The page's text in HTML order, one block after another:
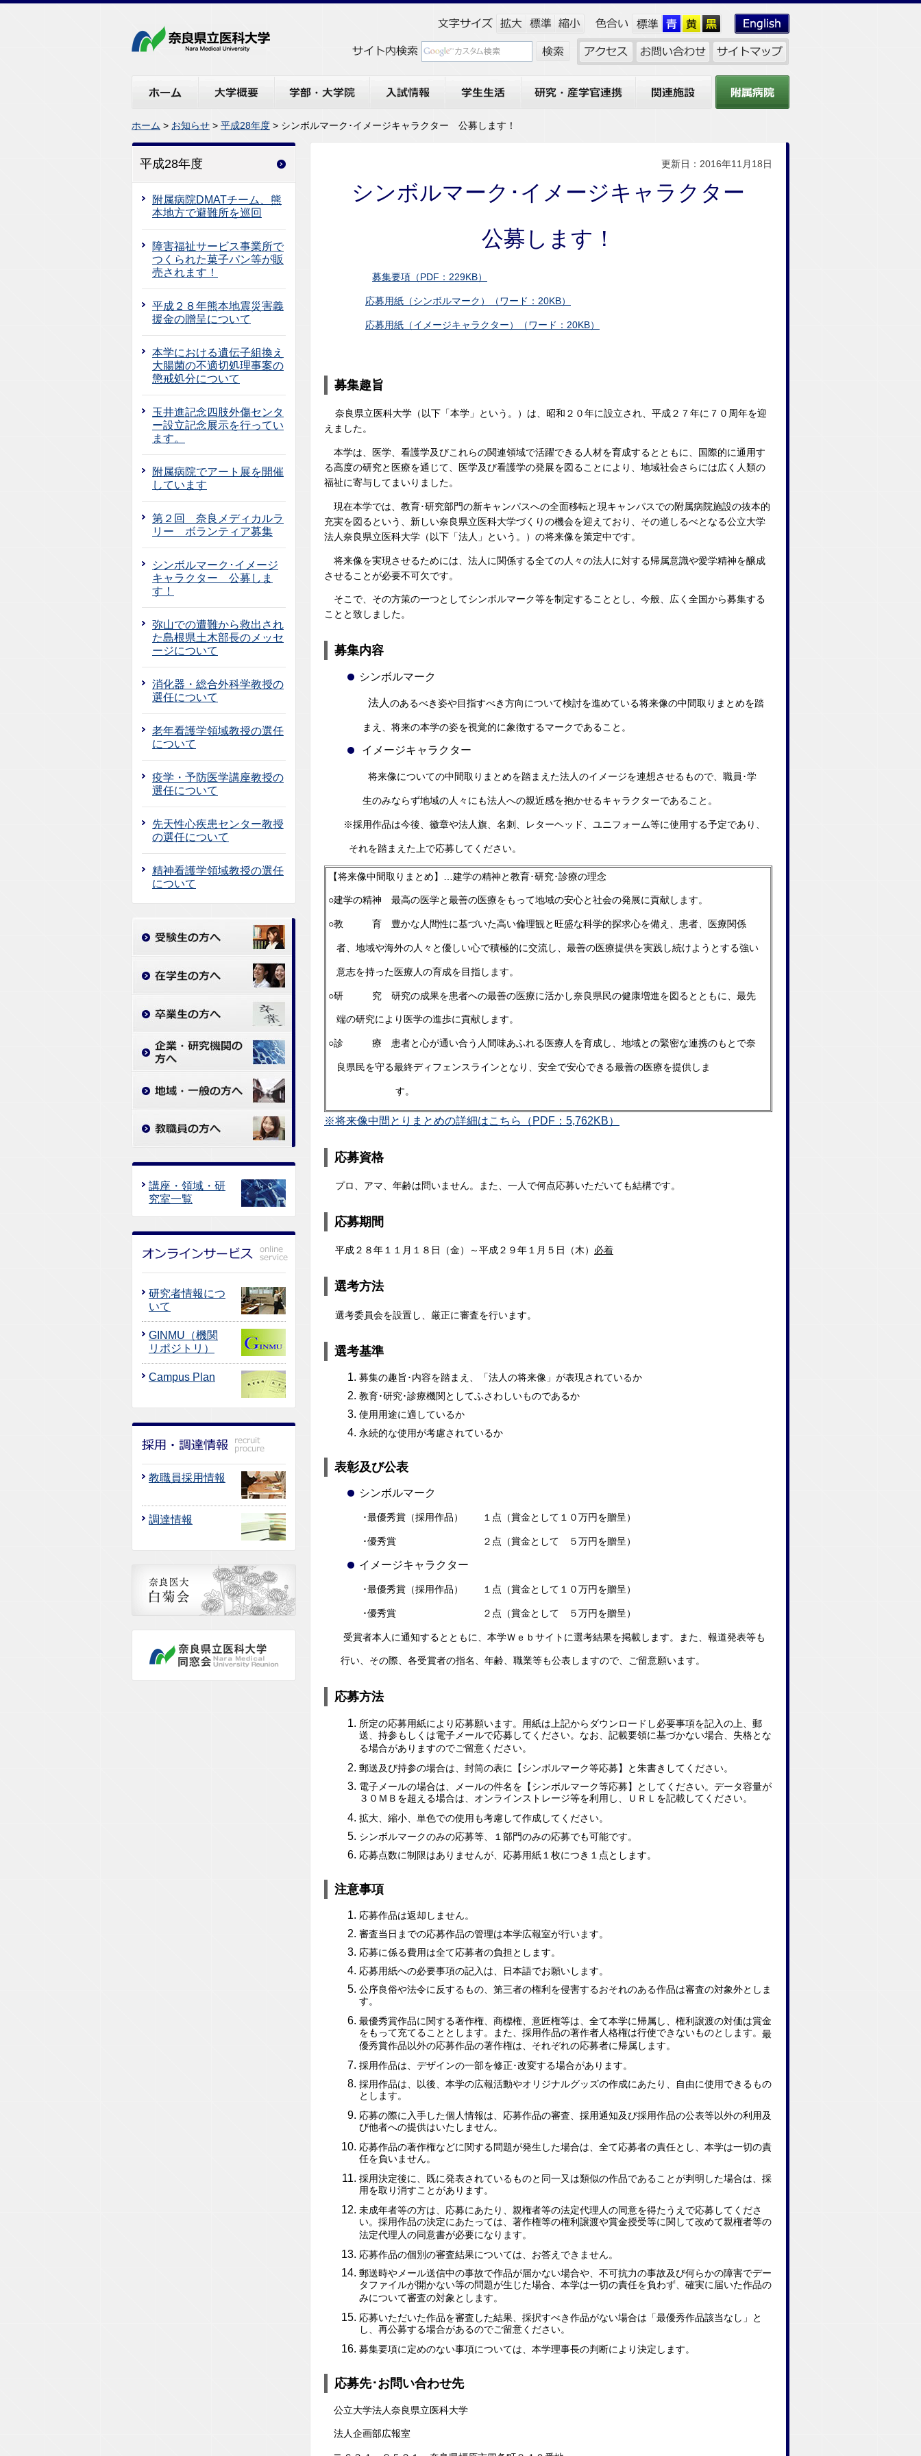
ホーム > お知らせ > 平成28年度 > シンボルマーク･イメージキャラクター 公募します！
平成28年度
附属病院DMATチーム、熊
本地方で避難所を巡回
障害福祉サービス事業所で
つくられた菓子パン等が販
売されます！
平成２８年熊本地震災害義
援金の贈呈について
本学における遺伝子組換え
大腸菌の不適切処理事案の
懲戒処分について
玉井進記念四肢外傷センタ
ー設立記念展示を行ってい
ます。
附属病院でアート展を開催
しています
第２回 奈良メディカルラ
リー ボランティア募集
シンボルマーク･イメージ
キャラクター 公募しま
す！
弥山での遭難から救出され
た島根県土木部長のメッセ
ージについて
消化器・総合外科学教授の
選任について
老年看護学領域教授の選任
について
疫学・予防医学講座教授の
選任について
先天性心疾患センター教授
の選任について
精神看護学領域教授の選任
について
講座・領域・研
究室一覧
研究者情報につ
いて
GINMU（機関
リポジトリ）
Campus Plan
教職員採用情報
調達情報
更新日：2016年11月18日
シンボルマーク･イメージキャラクター
公募します！
募集要項（PDF：229KB）
応募用紙（シンボルマーク）（ワード：20KB）
応募用紙（イメージキャラクター）（ワード：20KB）
募集趣旨
奈良県立医科大学（以下「本学」という。）は、昭和２０年に設立され、平成２７年に７０周年を迎
えました。
本学は、医学、看護学及びこれらの関連領域で活躍できる人材を育成するとともに、国際的に通用す
る高度の研究と医療を通じて、医学及び看護学の発展を図ることにより、地域社会さらには広く人類の
福祉に寄与してまいりました。
現在本学では、教育･研究部門の新キャンパスへの全面移転と現キャンパスでの附属病院施設の抜本的
充実を図るという、新しい奈良県立医科大学づくりの機会を迎えており、その道しるべとなる公立大学
法人奈良県立医科大学（以下「法人」という。）の将来像を策定中です。
将来像を実現させるためには、法人に関係する全ての人々の法人に対する帰属意識や愛学精神を醸成
させることが必要不可欠です。
そこで、その方策の一つとしてシンボルマーク等を制定することとし、今般、広く全国から募集する
ことと致しました。
募集内容
シンボルマーク
法人 のあるべき姿や目指すべき方向について検討を進めている将来像の中間取りまとめを踏
ま え、将来の本学の姿を視覚的に象徴するマークであること。
イメージキャラクター
将来像についての中間取りまとめを踏まえた法人のイメージを連想させるもので、職員･学
生のみならず地域の人々にも法人への親近感を抱かせるキャラクターであること。
※採用作品は今後、徽章や法人旗、名刺、レターヘッド、ユニフォーム等に使用する予定であり、
それを踏まえた上で応募してください。
【将来像中間取りまとめ】…建学の精神と教育･研究･診療の理念
○建学の精神 最高の医学と最善の医療をもって地域の安心と社会の発展に貢献します。
○教 育 豊かな人間性に基づいた高い倫理観と旺盛な科学的探求心を備え、患者、医療関係
者、 地域や海外の人々と優しい心で積極的に交流し、最善の医療提供を実践し続けようとする強い
意志を持った医療人の育成を目指します。
○研 究 研究の成果を患者への最善の医療に活かし奈良県民の健康増進を図るとともに、最先
端の研究により医学の進歩に貢献します。
○診 療 患者と心が通い合う人間味あふれる医療人を育成し、地域との緊密な連携のもとで奈
良 県民を守る最終ディフェンスラインとなり、安全で安心できる最善の医療を提供しま
す。
※将来像中間とりまとめの詳細はこちら（PDF：5,762KB）
応募資格
プロ、アマ、年齢は問いません。また、一人で何点応募いただいても結構です。
応募期間
平成２８年１１月１８日（金）～平成２９年１月５日（木） 必着
選考方法
選考委員会を設置し、厳正に審査を行います。
選考基準
募集の趣旨･内容を踏まえ、「法人の将来像」が表現されているか
教育･研究･診療機関としてふさわしいものであるか
使用用途に適しているか
永続的な使用が考慮されているか
表彰及び公表
シンボルマーク
･最優秀賞（採用作品） １点（賞金として１０万円を贈呈）
･優秀賞 ２点（賞金として ５万円を贈呈）
イメージキャラクター
･最優秀賞（採用作品） １点（賞金として１０万円を贈呈）
･優秀賞 ２点（賞金として ５万円を贈呈）
受賞者本人に通知するとともに、本学Ｗｅｂサイトに選考結果を掲載します。また、報道発表等も
行い、その際、各受賞者の指名、年齢、職業等も公表しますので、ご留意願います。
応募方法
所定の応募用紙により応募願います。用紙は上記からダウンロードし必要事項を記入の上、郵
送、持参もしくは電子メールで応募してください。なお、記載要領に基づかない場合、失格とな
る場合がありますのでご留意ください。
郵送及び持参の場合は、封筒の表に【シンボルマーク等応募】と朱書きしてください。
電子メールの場合は、メールの件名を【シンボルマーク等応募】としてください。データ容量が
３０ＭＢを超える場合は、オンラインストレージ等を利用し、ＵＲＬを記載してください。
拡大、縮小、単色での使用も考慮して作成してください。
シンボルマークのみの応募等、１部門のみの応募でも可能です。
応募点数に制限はありませんが、応募用紙１枚につき１点とします。
注意事項
応募作品は返却しません。
審査当日までの応募作品の管理は本学広報室が行います。
応募に係る費用は全て応募者の負担とします。
応募用紙への必要事項の記入は、日本語でお願いします。
公序良俗や法令に反するもの、第三者の権利を侵害するおそれのある作品は審査の対象外としま
す。
最優秀賞作品に関する著作権、商標権、意匠権等は、全て本学に帰属し、権利譲渡の対価は賞金
をもって充てることとします。また、採用作品の著作者人格権は行使できないものとします。最
優秀賞作品以外の応募作品の著作権は、それぞれの応募者に帰属します。
採用作品は、デザインの一部を修正･改変する場合があります。
採用作品は、以後、本学の広報活動やオリジナルグッズの作成にあたり、自由に使用できるもの
とします。
応募の際に入手した個人情報は、応募作品の審査、採用通知及び採用作品の公表等以外の利用及
び他者への提供はいたしません。
応募作品の著作権などに関する問題が発生した場合は、全て応募者の責任とし、本学は一切の責
任を負いません。
採用決定後に、既に発表されているものと同一又は類似の作品であることが判明した場合は、採
用を取り消すことがあります。
未成年者等の方は、応募にあたり、親権者等の法定代理人の同意を得たうえで応募してくださ
い。採用作品の決定にあたっては、著作権等の権利譲渡や賞金授受等に関して改めて親権者等の
法定代理人の同意書が必要になります。
応募作品の個別の審査結果については、お答えできません。
郵送時やメール送信中の事故で作品が届かない場合や、不可抗力の事故及び何らかの障害でデー
タファイルが開かない等の問題が生じた場合、本学は一切の責任を負わず、確実に届いた作品の
みについて審査の対象とします。
応募いただいた作品を審査した結果、採択すべき作品がない場合は「最優秀作品該当なし」と
し、再公募する場合があるのでご留意ください。
募集要項に定めのない事項については、本学理事長の判断により決定します。
応募先･お問い合わせ先
公立大学法人奈良県立医科大学
法人企画部広報室